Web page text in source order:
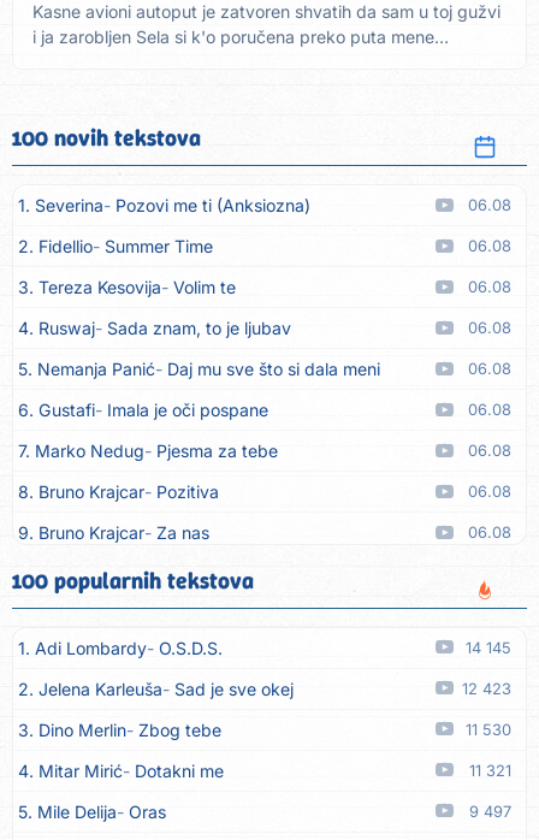
Kasne avioni autoput je zatvoren shvatih da sam u toj gužvi
i ja zarobljen Sela si k'o poručena preko puta mene
100 novih tekstova
1. Severina Pozovi me ti (Anksiozna) 06.08
2. Fidellio Summer Time 06.08
3. Tereza Kesovija Volim te 06.08
4. Ruswaj Sada znam, to je ljubav 06.08
5. Nemanja Panić Daj mu sve što si dala meni 06.08
6. Gustafi Imala je oči pospane 06.08
7. Marko Nedug Pjesma za tebe 06.08
8. Bruno Krajcar Pozitiva 06.08
9. Bruno Krajcar Za nas 06.08
10. Tereza Kesovija Da li ću moći
11. Lidija Bačić Neka se vino toči (Nazdravlje) 06.08
12. Karin Kuljanić Nisi zavridel 06.08
13. Tamara Brusić Nigdi ni lipo ko doma 06.08
14. Tamara Brusić Biž´mo ća 06.08
15. Rusko Richie Bila si, bila 06.08
16. Rusko Richie Ti i ja 06.08
100 popularnih tekstova
1. Adi Lombardy O.S.D.S. 14 145
2. Jelena Karleuša Sad je sve okej 12 423
3. Dino Merlin Zbog tebe 11 530
4. Mitar Mirić Dotakni me 11 321
5. Mile Delija Oras 9 497